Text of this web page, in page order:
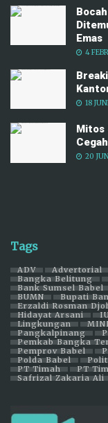
Emas
4
18
Mitos
20
Tags
ADV Advertorial
Bangka Belitung
Bank Sumsel Babel
BUMN
Bupati
Erzaldi Rosman
Hidayat Arsani
Lingkungan
Pangkalpinang
Pemkab Bangka
Pemprov Babel
Polda Babel
PT Timah
PT
Safrizal Zakaria Ali